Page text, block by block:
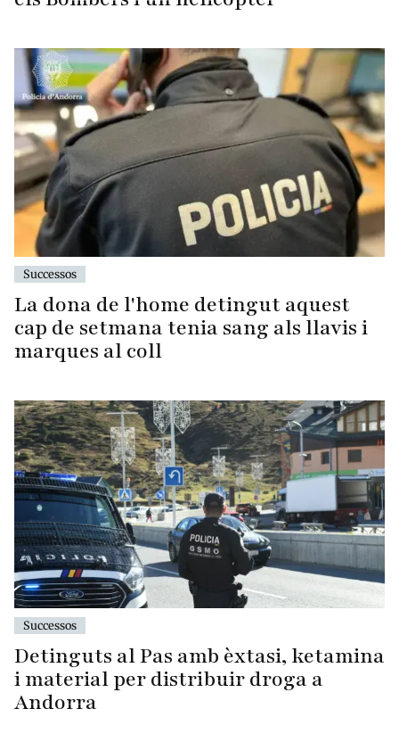
Successos
La dona de l'home detingut aquest
cap de setmana tenia sang als llavis i
marques al coll
Successos
Detinguts al Pas amb èxtasi, ketamina
i material per distribuir droga a
Andorra